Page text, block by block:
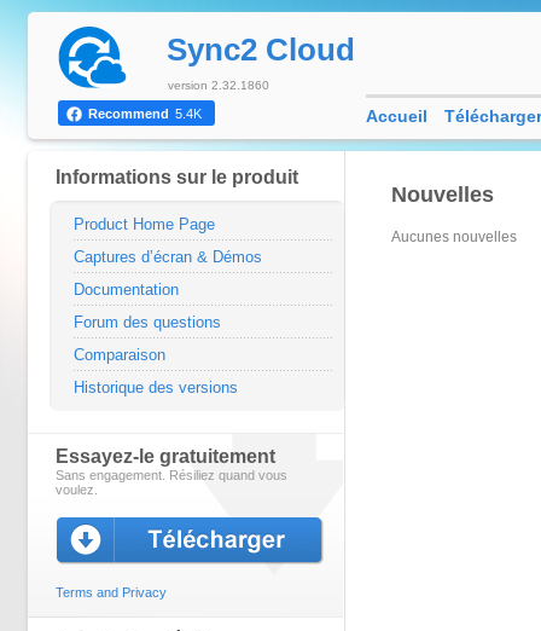
Nouvelles
Aucunes nouvelles
Informations sur le produit
Product Home Page
Captures d’écran & Démos
Documentation
Forum des questions
Comparaison
Historique des versions
Essayez-le gratuitement
Sans engagement. Résiliez quand vous
voulez.
Terms and Privacy
Sync2 Cloud
version 2.32.1860
Accueil Télécharger
Recommend 5.4K